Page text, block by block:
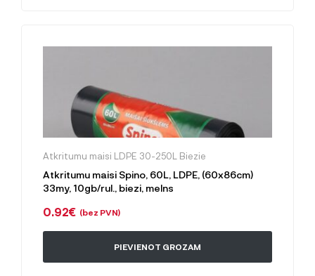
Atkritumu maisi LDPE 30-250L Biezie
Atkritumu maisi Spino, 60L, LDPE, (60x86cm)
33my, 10gb/rul., biezi, melns
0.92€ (bez PVN)
PIEVIENOT GROZAM